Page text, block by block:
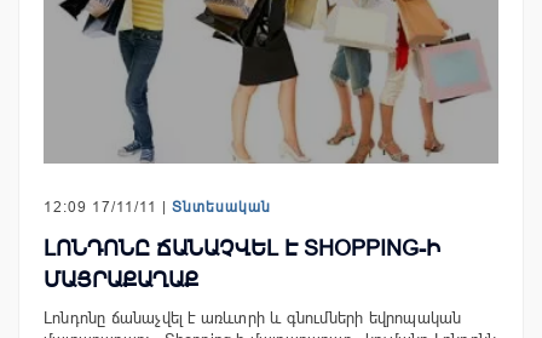
12:09 17/11/11 | Տնտեսական
ԼՈՆԴՈՆԸ ՃԱՆԱՉՎԵԼ Է SHOPPING-Ի
ՄԱՅՐԱՔԱՂԱՔ
Լոնդոնը ճանաչվել է առևտրի և գնումների եվրոպական